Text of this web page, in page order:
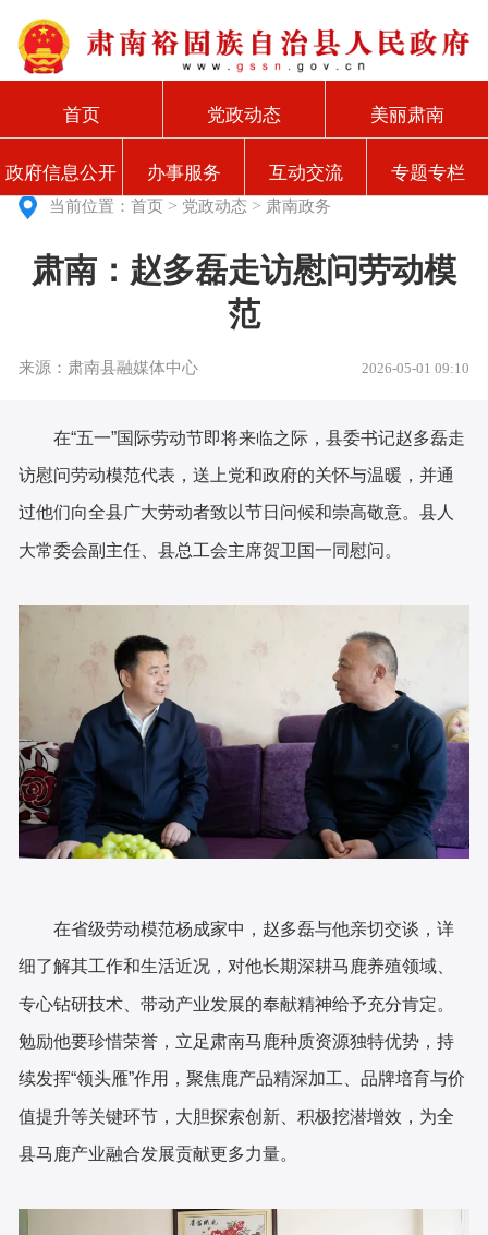
首页 党政动态 美丽肃南
政府信息公开 办事服务 互动交流 专题专栏
当前位置：首页 > 党政动态 > 肃南政务
肃南：赵多磊走访慰问劳动模
范
来源：肃南县融媒体中心 2026-05-01 09:10
在“五一”国际劳动节即将来临之际，县委书记赵多磊走
访慰问劳动模范代表，送上党和政府的关怀与温暖，并通
过他们向全县广大劳动者致以节日问候和崇高敬意。县人
大常委会副主任、县总工会主席贺卫国一同慰问。
在省级劳动模范杨成家中，赵多磊与他亲切交谈，详
细了解其工作和生活近况，对他长期深耕马鹿养殖领域、
专心钻研技术、带动产业发展的奉献精神给予充分肯定。
勉励他要珍惜荣誉，立足肃南马鹿种质资源独特优势，持
续发挥“领头雁”作用，聚焦鹿产品精深加工、品牌培育与价
值提升等关键环节，大胆探索创新、积极挖潜增效，为全
县马鹿产业融合发展贡献更多力量。